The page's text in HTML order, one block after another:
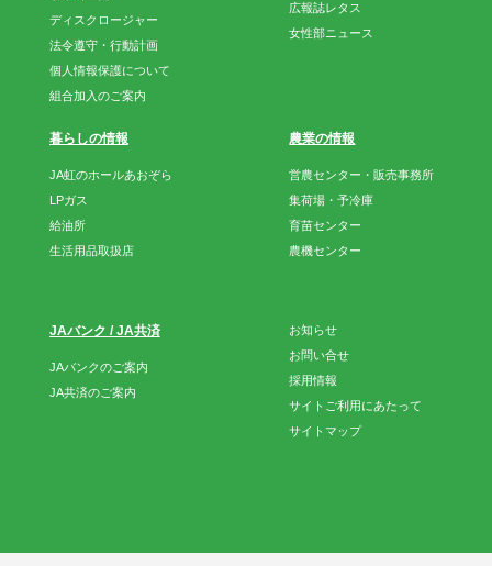
広報誌レタス
女性部ニュース
ディスクロージャー
法令遵守・行動計画
個人情報保護について
組合加入のご案内
暮らしの情報
JA虹のホールあおぞら
LPガス
給油所
生活用品取扱店
農業の情報
営農センター・販売事務所
集荷場・予冷庫
育苗センター
農機センター
JAバンク / JA共済
JAバンクのご案内
JA共済のご案内
お知らせ
お問い合せ
採用情報
サイトご利用にあたって
サイトマップ